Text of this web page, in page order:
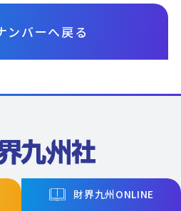
ンバーへ戻る
財界九州ONLINE
20-2天神MENT ビル7F